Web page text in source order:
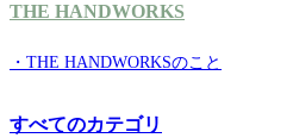
THE HANDWORKS
・THE HANDWORKSのこと
すべてのカテゴリ